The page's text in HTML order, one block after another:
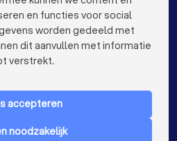
Rijscholen in Apeldoorn
Rijscholen in Maastricht
in Zoetermeer
keyboard_arrow_down
en functies voor social
worden gedeeld met
dit aanvullen met informatie
verstrekt.
accepteren
noodzakelijk